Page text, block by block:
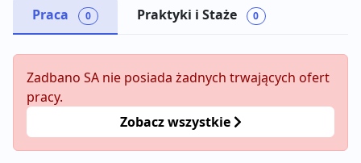
Praca 0 Praktyki i Staże 0
Zadbano SA nie posiada żadnych trwających ofert
pracy.
Zobacz wszystkie